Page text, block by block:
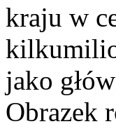
kraju w
jako
Obrazek